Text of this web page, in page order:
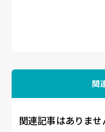
関
関連記事はありませ